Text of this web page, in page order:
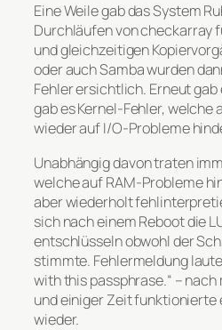
Eine Weile gab das System
Durchläufen von checkarray
und gleichzeitigen
oder auch Samba wurden
Fehler ersichtlich. Erneut
gab es Kernel-Fehler, welche
wieder auf I/O-Probleme
Unabhängig davon traten
welche auf RAM-Probleme
aber wiederholt
sich nach einem Reboot die
entschlüsseln obwohl der
stimmte. Fehlermeldung
with this passphrase.“ –
und einiger Zeit funktionierte
wieder.